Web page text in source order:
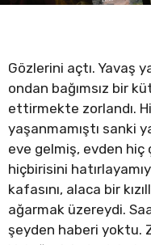
Gözlerini açtı. Yavaş
ondan bağımsız bir
ettirmekte zorlandı.
yaşanmamıştı sanki
eve gelmiş, evden hiç
hiçbirisini
kafasını, alaca bir
ağarmak üzereydi.
şeyden haberi yoktu.